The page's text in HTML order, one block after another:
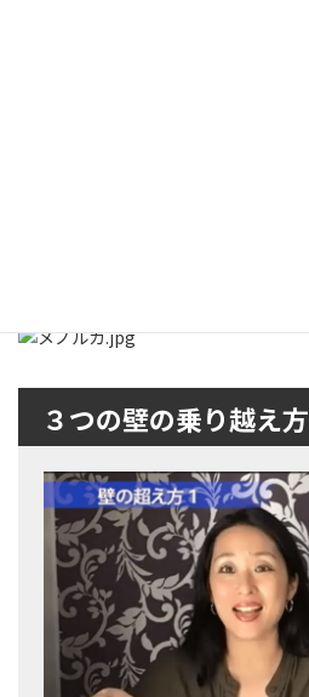
３つの壁の乗り越え方